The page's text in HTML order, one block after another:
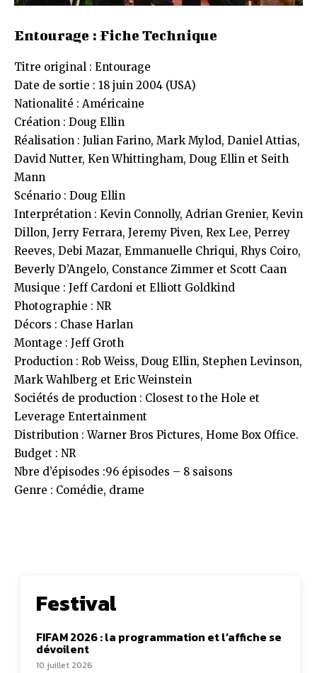
Entourage : Fiche Technique
Titre original : Entourage
Date de sortie : 18 juin 2004 (USA)
Nationalité : Américaine
Création : Doug Ellin
Réalisation : Julian Farino, Mark Mylod, Daniel Attias,
David Nutter, Ken Whittingham, Doug Ellin et Seith
Mann
Scénario : Doug Ellin
Interprétation : Kevin Connolly, Adrian Grenier, Kevin
Dillon, Jerry Ferrara, Jeremy Piven, Rex Lee, Perrey
Reeves, Debi Mazar, Emmanuelle Chriqui, Rhys Coiro,
Beverly D’Angelo, Constance Zimmer et Scott Caan
Musique : Jeff Cardoni et Elliott Goldkind
Photographie : NR
Décors : Chase Harlan
Montage : Jeff Groth
Production : Rob Weiss, Doug Ellin, Stephen Levinson,
Mark Wahlberg et Eric Weinstein
Sociétés de production : Closest to the Hole et
Leverage Entertainment
Distribution : Warner Bros Pictures, Home Box Office.
Budget : NR
Nbre d’épisodes :96 épisodes – 8 saisons
Genre : Comédie, drame
Festival
FIFAM 2026 : la programmation et l’affiche se
dévoilent
10 juillet 2026